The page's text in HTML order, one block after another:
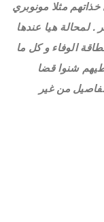
مثلا مونوبري
. لمحالة هيا عندها
الوفاء و كل ما
شنوا قضا
من غير